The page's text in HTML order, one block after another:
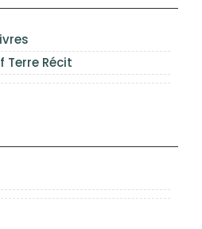
Terre Récit